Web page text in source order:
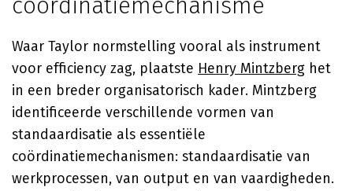
Waar Taylor normstelling vooral als instrument
voor efficiency zag, plaatste Henry Mintzberg het
in een breder organisatorisch kader. Mintzberg
identificeerde verschillende vormen van
standaardisatie als essentiële
coördinatiemechanismen: standaardisatie van
werkprocessen, van output en van vaardigheden.